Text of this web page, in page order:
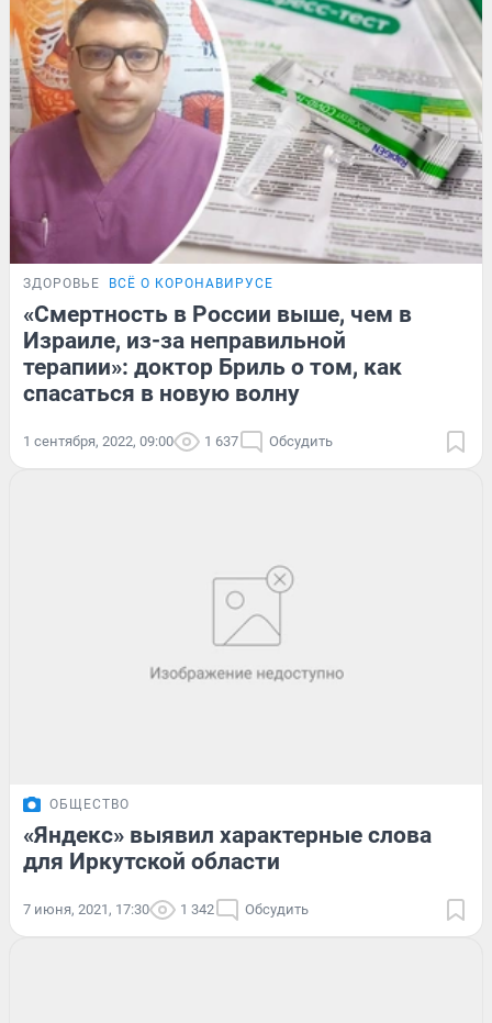
ЗДОРОВЬЕ ВСЁ О КОРОНАВИРУСЕ
«Смертность в России выше, чем в
Израиле, из-за неправильной
терапии»: доктор Бриль о том, как
спасаться в новую волну
1 сентября, 2022, 09:00 1 637 Обсудить
ОБЩЕСТВО
«Яндекс» выявил характерные слова
для Иркутской области
7 июня, 2021, 17:30 1 342 Обсудить